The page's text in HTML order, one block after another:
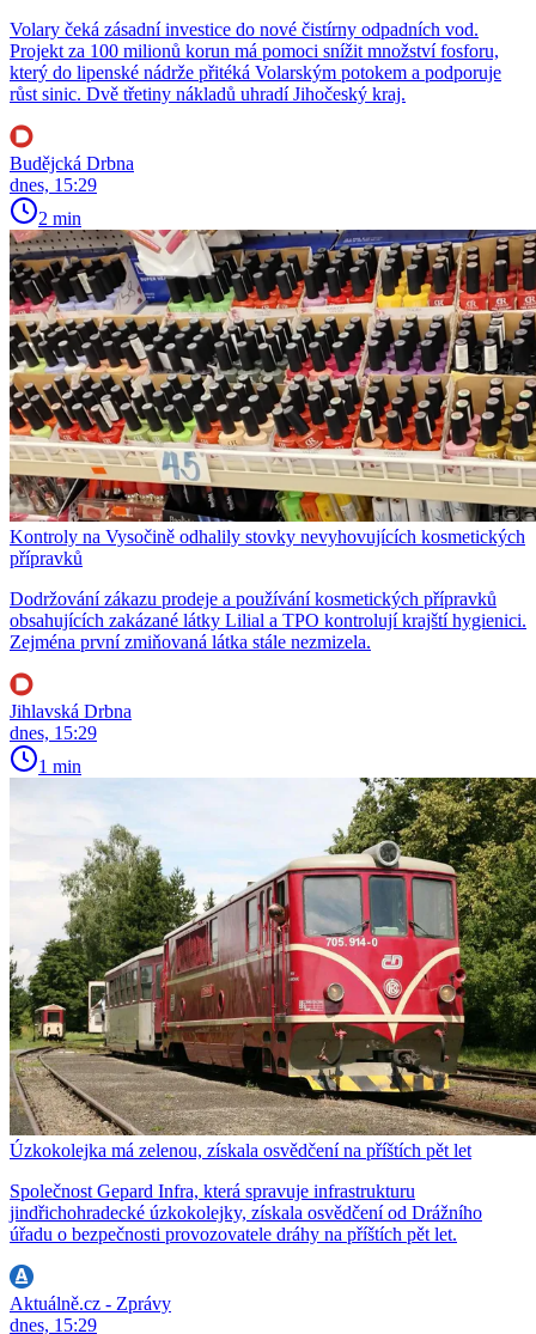
Volary čeká zásadní investice do nové čistírny odpadních vod.
Projekt za 100 milionů korun má pomoci snížit množství fosforu,
který do lipenské nádrže přitéká Volarským potokem a podporuje
růst sinic. Dvě třetiny nákladů uhradí Jihočeský kraj.
Budějcká Drbna
dnes, 15:29
2 min
Kontroly na Vysočině odhalily stovky nevyhovujících kosmetických
přípravků
Dodržování zákazu prodeje a používání kosmetických přípravků
obsahujících zakázané látky Lilial a TPO kontrolují krajští hygienici.
Zejména první zmiňovaná látka stále nezmizela.
Jihlavská Drbna
dnes, 15:29
1 min
Úzkokolejka má zelenou, získala osvědčení na příštích pět let
Společnost Gepard Infra, která spravuje infrastrukturu
jindřichohradecké úzkokolejky, získala osvědčení od Drážního
úřadu o bezpečnosti provozovatele dráhy na příštích pět let.
Aktuálně.cz - Zprávy
dnes, 15:29